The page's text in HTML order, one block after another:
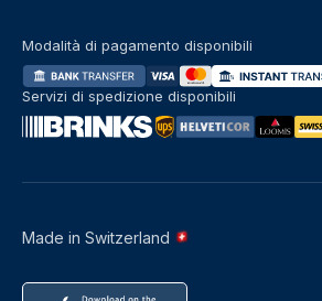
Made in Switzerland
Modalità di pagamento disponibili
Servizi di spedizione disponibili